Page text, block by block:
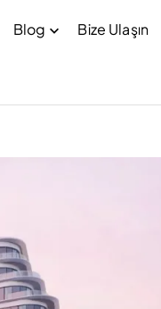
Blog Bize Ulaşın